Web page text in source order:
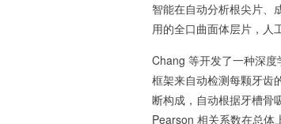
智能在自动分析根尖片、
用的全口曲面体层片，人
Chang 等开发了一种深
框架来自动检测每颗牙齿
断构成，自动根据牙槽骨
Pearson 相关系数在总体